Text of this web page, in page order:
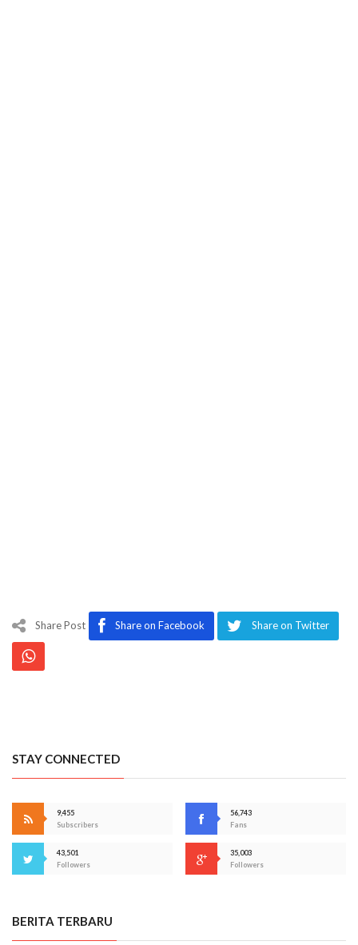
Share Post Share on Facebook Share on Twitter
STAY CONNECTED
9,455
Subscribers
56,743
Fans
43,501
Followers
35,003
Followers
BERITA TERBARU